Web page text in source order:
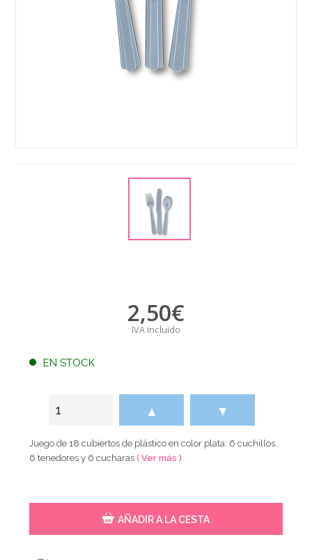
2,50€
IVA incluido
EN STOCK
▲ ▼
Juego de 18 cubiertos de plástico en color plata: 6 cuchillos,
6 tenedores y 6 cucharas( Ver más )
AÑADIR A LA CESTA